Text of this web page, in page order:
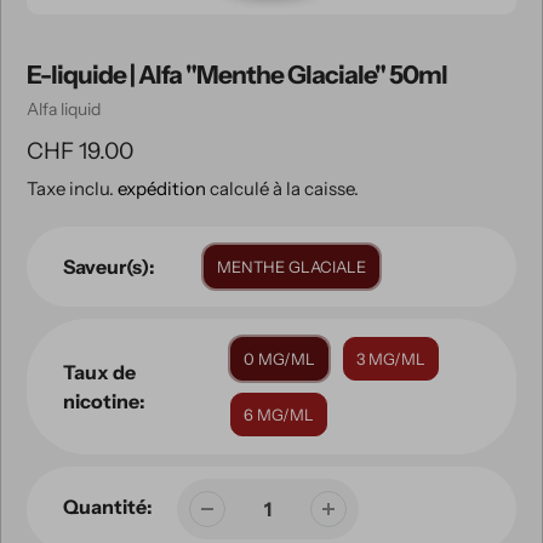
E-liquide | Alfa "Menthe Glaciale" 50ml
Vendeuse
Alfa liquid
Prix
CHF 19.00
Taxe inclu. expédition calculé à la caisse.
Saveur(s): MENTHE GLACIALE
Taux de
nicotine:
0 MG/ML 3 MG/ML
6 MG/ML
Quantité: